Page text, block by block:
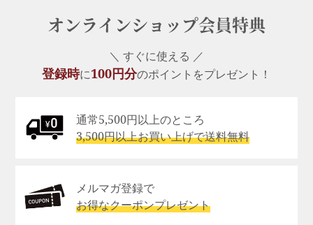
オンラインショップ会員特典
＼ すぐに使える ／
登録時に100円分のポイントをプレゼント！
通常5,500円以上のところ
3,500円以上お買い上げで送料無料
メルマガ登録で
お得なクーポンプレゼント